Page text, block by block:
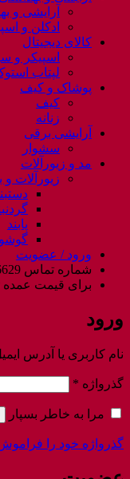
آرایشی و
ادکلن و
کالای دیجیتال
اسپیکر و
لپتاب
پوشاک و کیف
کیف
زنانه
آرایشی برقی
سشوار
مد و زیورآلات
زیورآلات و
پابند
ورود / عضویت
شماره تماس 09302776629
برای قیمت عمده
ورود
نام کاربری یا آدرس
گذرواژه *
مرا به خاطر بسپار
گذرواژه خود را